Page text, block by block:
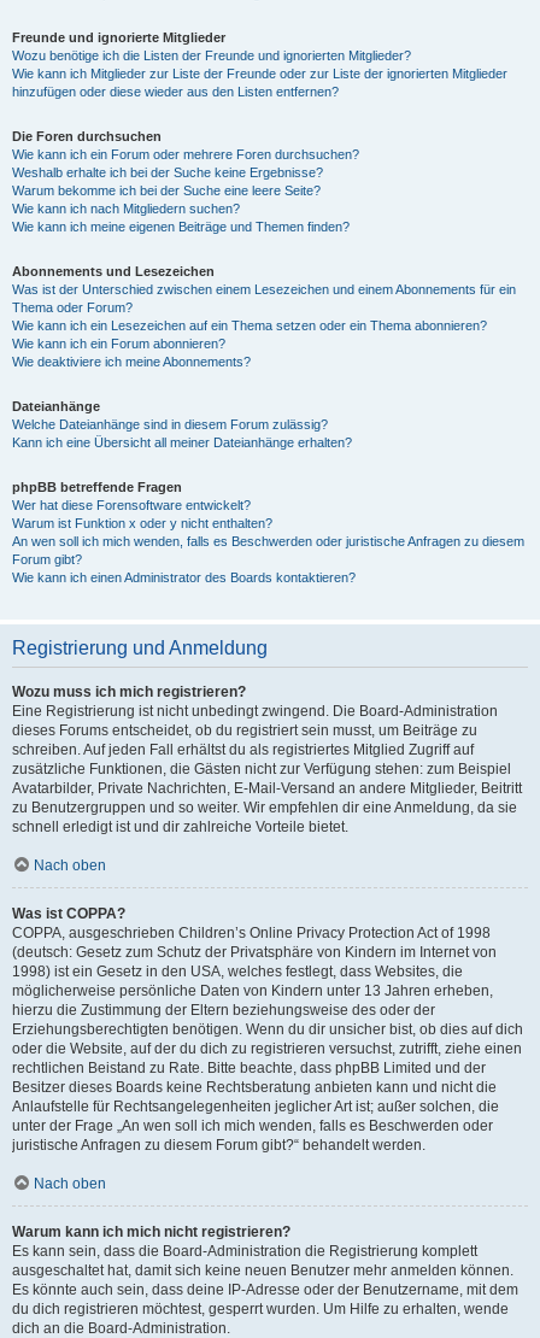
Freunde und ignorierte Mitglieder
Wozu benötige ich die Listen der Freunde und ignorierten Mitglieder?
Wie kann ich Mitglieder zur Liste der Freunde oder zur Liste der ignorierten Mitglieder
hinzufügen oder diese wieder aus den Listen entfernen?
Die Foren durchsuchen
Wie kann ich ein Forum oder mehrere Foren durchsuchen?
Weshalb erhalte ich bei der Suche keine Ergebnisse?
Warum bekomme ich bei der Suche eine leere Seite?
Wie kann ich nach Mitgliedern suchen?
Wie kann ich meine eigenen Beiträge und Themen finden?
Abonnements und Lesezeichen
Was ist der Unterschied zwischen einem Lesezeichen und einem Abonnements für ein
Thema oder Forum?
Wie kann ich ein Lesezeichen auf ein Thema setzen oder ein Thema abonnieren?
Wie kann ich ein Forum abonnieren?
Wie deaktiviere ich meine Abonnements?
Dateianhänge
Welche Dateianhänge sind in diesem Forum zulässig?
Kann ich eine Übersicht all meiner Dateianhänge erhalten?
phpBB betreffende Fragen
Wer hat diese Forensoftware entwickelt?
Warum ist Funktion x oder y nicht enthalten?
An wen soll ich mich wenden, falls es Beschwerden oder juristische Anfragen zu diesem
Forum gibt?
Wie kann ich einen Administrator des Boards kontaktieren?
Registrierung und Anmeldung
Wozu muss ich mich registrieren?
Eine Registrierung ist nicht unbedingt zwingend. Die Board-Administration
dieses Forums entscheidet, ob du registriert sein musst, um Beiträge zu
schreiben. Auf jeden Fall erhältst du als registriertes Mitglied Zugriff auf
zusätzliche Funktionen, die Gästen nicht zur Verfügung stehen: zum Beispiel
Avatarbilder, Private Nachrichten, E-Mail-Versand an andere Mitglieder, Beitritt
zu Benutzergruppen und so weiter. Wir empfehlen dir eine Anmeldung, da sie
schnell erledigt ist und dir zahlreiche Vorteile bietet.
Nach oben
Was ist COPPA?
COPPA, ausgeschrieben Children’s Online Privacy Protection Act of 1998
(deutsch: Gesetz zum Schutz der Privatsphäre von Kindern im Internet von
1998) ist ein Gesetz in den USA, welches festlegt, dass Websites, die
möglicherweise persönliche Daten von Kindern unter 13 Jahren erheben,
hierzu die Zustimmung der Eltern beziehungsweise des oder der
Erziehungsberechtigten benötigen. Wenn du dir unsicher bist, ob dies auf dich
oder die Website, auf der du dich zu registrieren versuchst, zutrifft, ziehe einen
rechtlichen Beistand zu Rate. Bitte beachte, dass phpBB Limited und der
Besitzer dieses Boards keine Rechtsberatung anbieten kann und nicht die
Anlaufstelle für Rechtsangelegenheiten jeglicher Art ist; außer solchen, die
unter der Frage „An wen soll ich mich wenden, falls es Beschwerden oder
juristische Anfragen zu diesem Forum gibt?“ behandelt werden.
Nach oben
Warum kann ich mich nicht registrieren?
Es kann sein, dass die Board-Administration die Registrierung komplett
ausgeschaltet hat, damit sich keine neuen Benutzer mehr anmelden können.
Es könnte auch sein, dass deine IP-Adresse oder der Benutzername, mit dem
du dich registrieren möchtest, gesperrt wurden. Um Hilfe zu erhalten, wende
dich an die Board-Administration.